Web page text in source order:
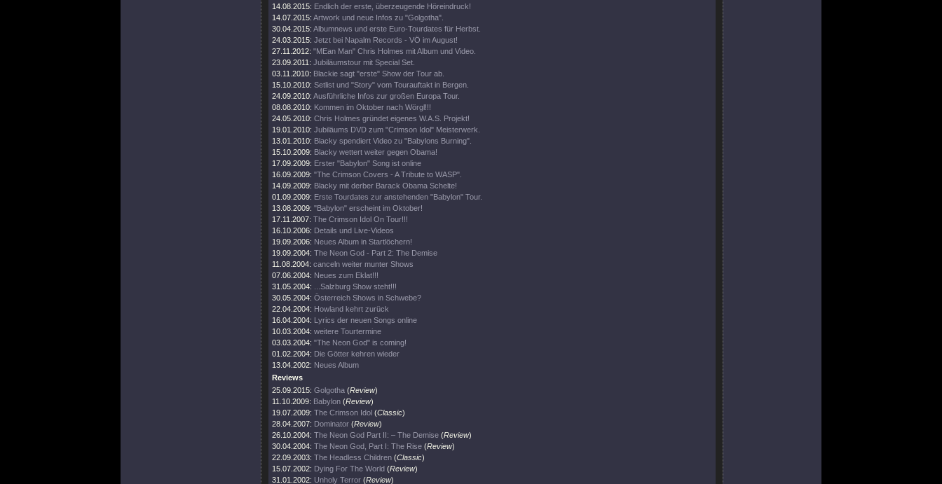
14.08.2015: Endlich der erste, überzeugende Höreindruck!
14.07.2015: Artwork und neue Infos zu "Golgotha".
30.04.2015: Albumnews und erste Euro-Tourdates für Herbst.
24.03.2015: Jetzt bei Napalm Records - VÖ im August!
27.11.2012: "MEan Man" Chris Holmes mit Album und Video.
23.09.2011: Jubiläumstour mit Special Set.
03.11.2010: Blackie sagt "erste" Show der Tour ab.
15.10.2010: Setlist und "Story" vom Tourauftakt in Bergen.
24.09.2010: Ausführliche Infos zur großen Europa Tour.
08.08.2010: Kommen im Oktober nach Wörgl!!!
24.05.2010: Chris Holmes gründet eigenes W.A.S. Projekt!
19.01.2010: Jubiläums DVD zum "Crimson Idol" Meisterwerk.
13.01.2010: Blacky spendiert Video zu "Babylons Burning".
15.10.2009: Blacky wettert weiter gegen Obama!
17.09.2009: Erster "Babylon" Song ist online
16.09.2009: "The Crimson Covers - A Tribute to WASP".
14.09.2009: Blacky mit derber Barack Obama Schelte!
01.09.2009: Erste Tourdates zur anstehenden "Babylon" Tour.
13.08.2009: "Babylon" erscheint im Oktober!
17.11.2007: The Crimson Idol On Tour!!!
16.10.2006: Details und Live-Videos
19.09.2006: Neues Album in Startlöchern!
19.09.2004: The Neon God - Part 2: The Demise
11.08.2004: canceln weiter munter Shows
07.06.2004: Neues zum Eklat!!!
31.05.2004:
...Salzburg Show steht!!!
30.05.2004: Österreich Shows in Schwebe?
22.04.2004: Howland kehrt zurück
16.04.2004: Lyrics der neuen Songs online
10.03.2004: weitere Tourtermine
03.03.2004: "The Neon God" is coming!
01.02.2004: Die Götter kehren wieder
13.04.2002: Neues Album
Reviews
25.09.2015: Golgotha (Review)
11.10.2009: Babylon (Review)
19.07.2009: The Crimson Idol (Classic)
28.04.2007: Dominator (Review)
26.10.2004: The Neon God Part II: – The Demise (Review)
30.04.2004: The Neon God, Part I: The Rise (Review)
22.09.2003: The Headless Children (Classic)
15.07.2002: Dying For The World (Review)
31.01.2002: Unholy Terror (Review)